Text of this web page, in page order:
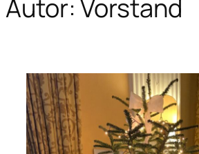
Autor:Vorstand